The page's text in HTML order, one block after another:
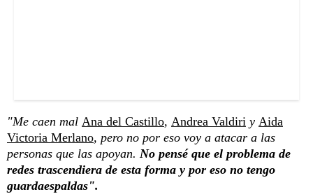
"Me caen mal Ana del Castillo, Andrea Valdiri y Aida
Victoria Merlano, pero no por eso voy a atacar a las
personas que las apoyan. No pensé que el problema de
redes trascendiera de esta forma y por eso no tengo
guardaespaldas".